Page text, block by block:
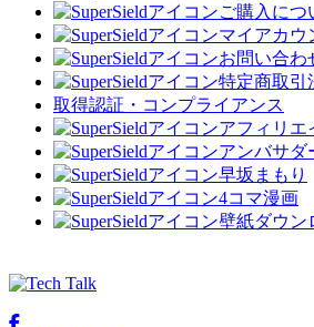
ご購入につ
マイアカウ
お問い合わ
特定商取引
取得認証・コンプライアンス
アフィリエ
アンバサダ
早坂まもり
4コマ漫画
壁紙ダウン